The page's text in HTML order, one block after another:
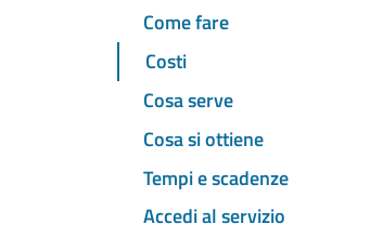
Come fare
Costi
Cosa serve
Cosa si ottiene
Tempi e scadenze
Accedi al servizio